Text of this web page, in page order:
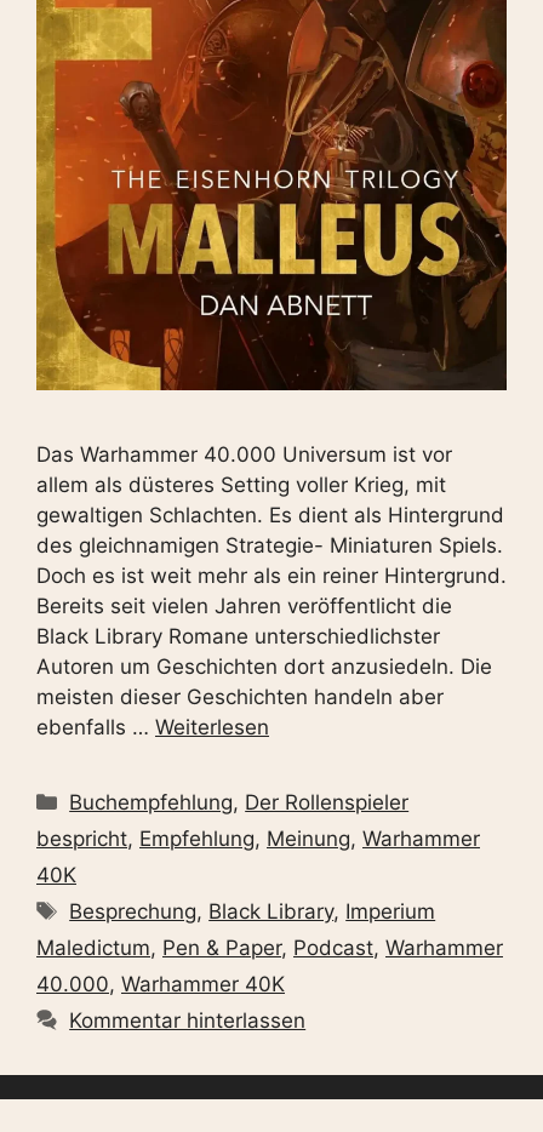
Das Warhammer 40.000 Universum ist vor
allem als düsteres Setting voller Krieg, mit
gewaltigen Schlachten. Es dient als Hintergrund
des gleichnamigen Strategie- Miniaturen Spiels.
Doch es ist weit mehr als ein reiner Hintergrund.
Bereits seit vielen Jahren veröffentlicht die
Black Library Romane unterschiedlichster
Autoren um Geschichten dort anzusiedeln. Die
meisten dieser Geschichten handeln aber
ebenfalls … Weiterlesen
Kategorien
Buchempfehlung, Der Rollenspieler
bespricht, Empfehlung, Meinung, Warhammer
40K
Schlagwörter
Besprechung, Black Library, Imperium
Maledictum, Pen & Paper, Podcast, Warhammer
40.000, Warhammer 40K
Kommentar hinterlassen